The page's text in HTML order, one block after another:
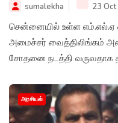
sumalekha 23
சென்னையில் உள்ள எம்.எல்.ஏ
அமைச்சர் வைத்திலிங்கம்
சோதனை நடத்தி வருவதாக
அரசியல்